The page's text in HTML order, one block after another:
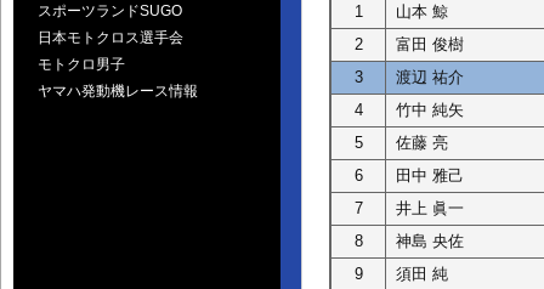
1
山本 鯨
2
富田 俊樹
3
渡辺 祐介
4
竹中 純矢
5
佐藤 亮
6
田中 雅己
7
井上 眞一
8
神島 央佐
9
須田 純
スポーツランドSUGO
日本モトクロス選手会
モトクロ男子
ヤマハ発動機レース情報